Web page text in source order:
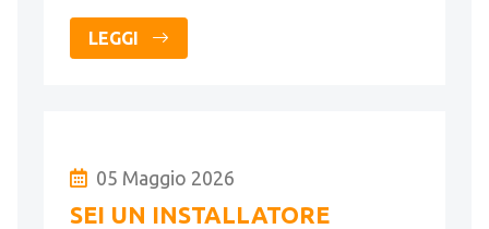
LEGGI
05 Maggio 2026
SEI UN INSTALLATORE